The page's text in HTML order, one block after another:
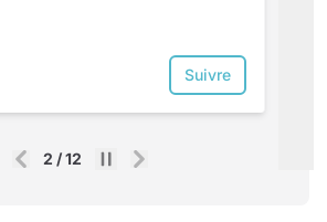
Suivre
2 /12